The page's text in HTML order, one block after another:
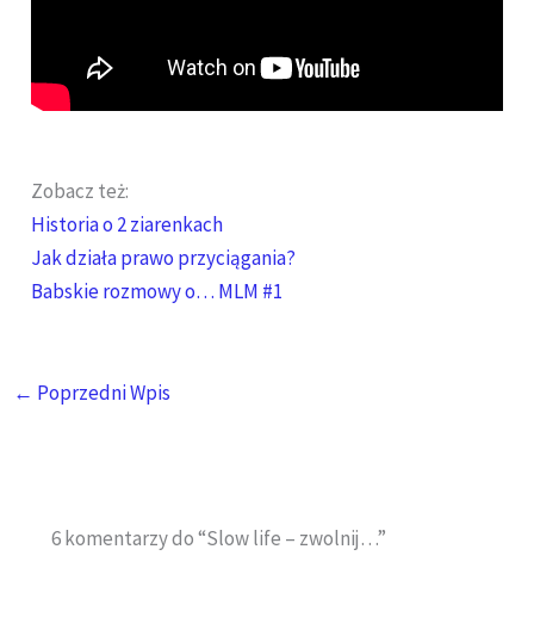
Zobacz też:
Historia o 2 ziarenkach
Jak działa prawo przyciągania?
Babskie rozmowy o… MLM #1
← Poprzedni Wpis
6 komentarzy do “Slow life – zwolnij…”